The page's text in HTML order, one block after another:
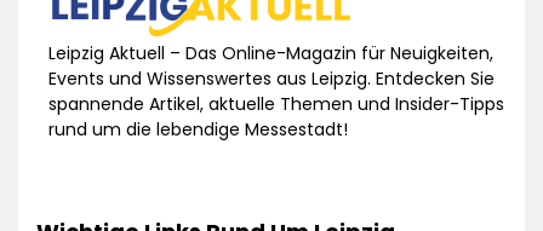
Leipzig Aktuell – Das Online-Magazin für Neuigkeiten,
Events und Wissenswertes aus Leipzig. Entdecken Sie
spannende Artikel, aktuelle Themen und Insider-Tipps
rund um die lebendige Messestadt!